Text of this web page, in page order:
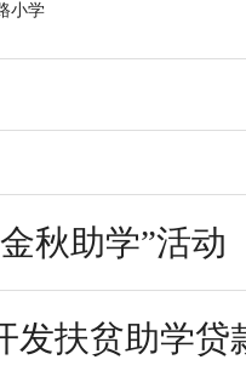
小学
秋助学”活动
发扶贫助学贷